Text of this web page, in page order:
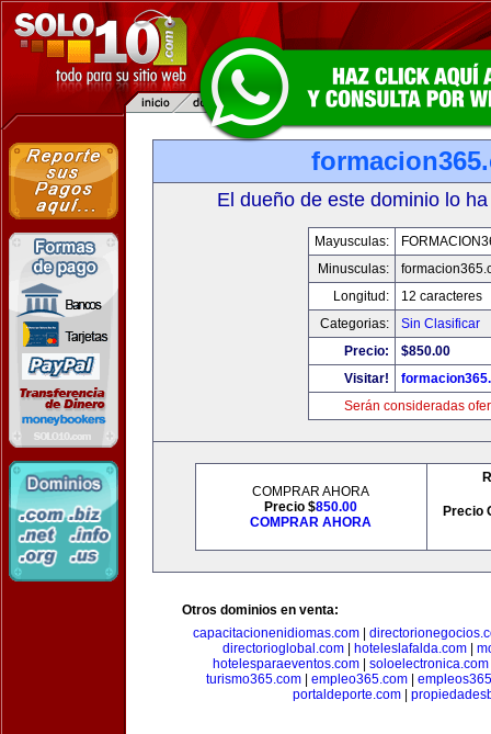
El dueño de este dominio lo
Mayusculas:
Minusculas:
Longitud:
12 caracteres
Categorias:
Sin Clasificar
Precio:
$850.00
Visitar!
Serán consideradas
COMPRAR AHORA
Precio $850.00
COMPRAR AHORA
Precio
Otros dominios en venta:
capacitacionenidiomas.com|
directorioglobal.com
hoteleslafalda.com
hotelesparaeventos.com
soloelectronica.com
turismo365.com| empleo365.com|
portaldeporte.com|